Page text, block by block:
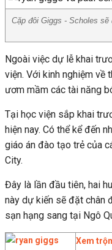
Cặp đôi Giggs - Scholes
Ngoài việc dự lễ khai
viện. Với kinh nghiệm về
ươm mầm các tài năng
Tại học viện sắp khai
hiện nay. Có thể kể đến
giáo án đào tạo trẻ của
City.
Đây là lần đầu tiên, hai
này dự kiến sẽ đặt chân
sạn hạng sang tại Ngô
Xem